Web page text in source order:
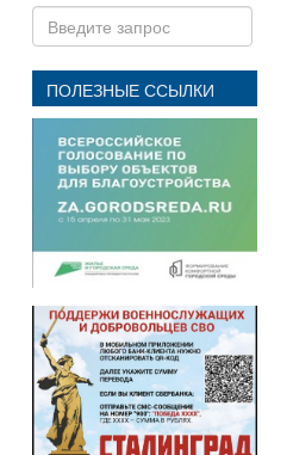
ПОЛЕЗНЫЕ ССЫЛКИ